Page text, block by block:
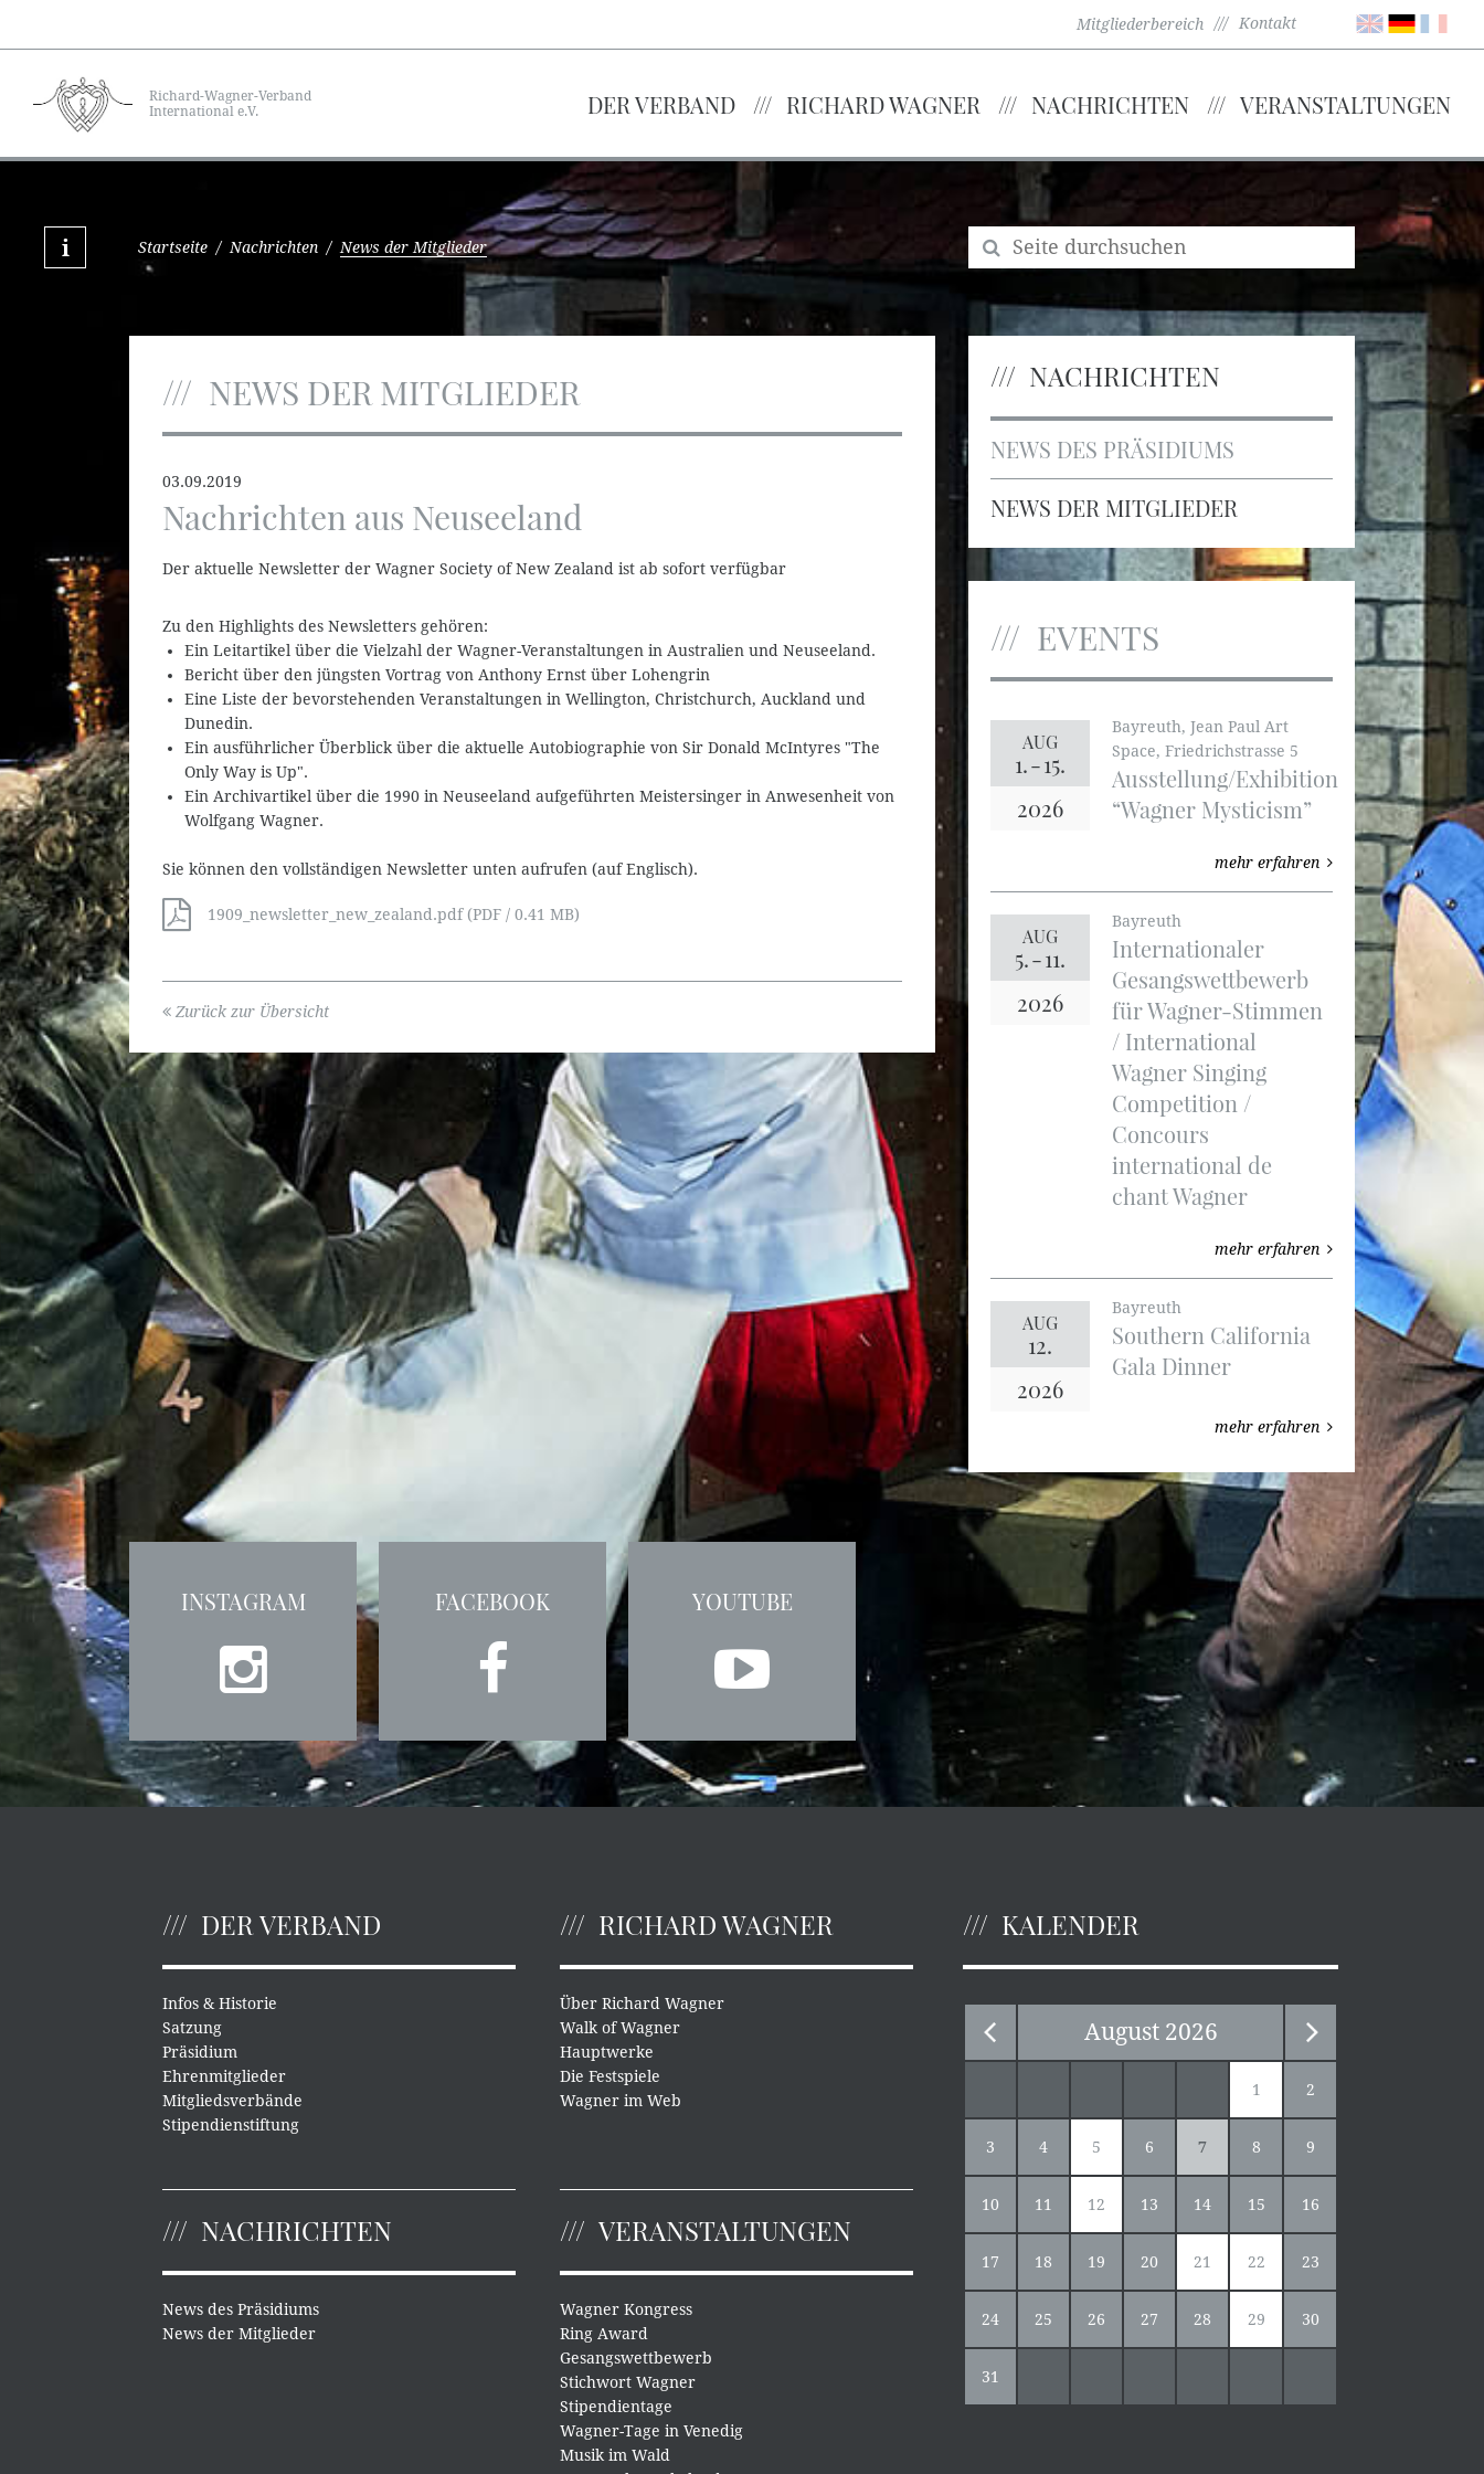
Mitgliederbereich Kontakt
Richard-Wagner-Verband
International e.V.
DER VERBAND RICHARD WAGNER NACHRICHTEN VERANSTALTUNGEN
Startseite / Nachrichten / News der Mitglieder
NEWS DER MITGLIEDER
03.09.2019
Nachrichten aus Neuseeland
Der aktuelle Newsletter der Wagner Society of New Zealand ist ab sofort verfügbar
Zu den Highlights des Newsletters gehören:
Ein Leitartikel über die Vielzahl der Wagner-Veranstaltungen in Australien und Neuseeland.
Bericht über den jüngsten Vortrag von Anthony Ernst über Lohengrin
Eine Liste der bevorstehenden Veranstaltungen in Wellington, Christchurch, Auckland und
Dunedin.
Ein ausführlicher Überblick über die aktuelle Autobiographie von Sir Donald McIntyres "The
Only Way is Up".
Ein Archivartikel über die 1990 in Neuseeland aufgeführten Meistersinger in Anwesenheit von
Wolfgang Wagner.
Sie können den vollständigen Newsletter unten aufrufen (auf Englisch).
1909_newsletter_new_zealand.pdf (PDF / 0.41 MB)
Zurück zur Übersicht
NACHRICHTEN
NEWS DES PRÄSIDIUMS
NEWS DER MITGLIEDER
EVENTS
AUG
1.-15.
2026
Bayreuth, Jean Paul Art
Space, Friedrichstrasse 5
Ausstellung/Exhibition
“Wagner Mysticism”
mehr erfahren
AUG
5.-11.
2026
Bayreuth
Internationaler
Gesangswettbewerb
für Wagner-Stimmen
/ International
Wagner Singing
Competition /
Concours
international de
chant Wagner
mehr erfahren
AUG
12.
2026
Bayreuth
Southern California
Gala Dinner
mehr erfahren
INSTAGRAM FACEBOOK YOUTUBE
DER VERBAND
Infos & Historie
Satzung
Präsidium
Ehrenmitglieder
Mitgliedsverbände
Stipendienstiftung
RICHARD WAGNER
Über Richard Wagner
Walk of Wagner
Hauptwerke
Die Festspiele
Wagner im Web
NACHRICHTEN
News des Präsidiums
News der Mitglieder
VERANSTALTUNGEN
Wagner Kongress
Ring Award
Gesangswettbewerb
Stichwort Wagner
Stipendientage
Wagner-Tage in Venedig
Musik im Wald
KALENDER
August 2026
1 2
3 4 5 6 7 8 9
10 11 12 13 14 15 16
17 18 19 20 21 22 23
24 25 26 27 28 29 30
31